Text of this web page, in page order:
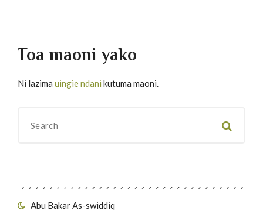
Abu Bakar As-swiddiq
Toa maoni yako
Ni lazima uingie ndani kutuma maoni.